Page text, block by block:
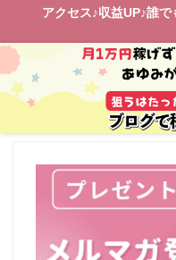
アクセス♪収益UP♪誰